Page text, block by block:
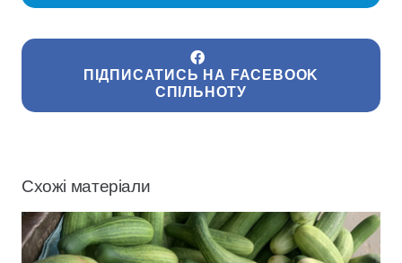
ПІДПИСАТИСЬ НА FACEBOOK
СПІЛЬНОТУ
Схожі матеріали